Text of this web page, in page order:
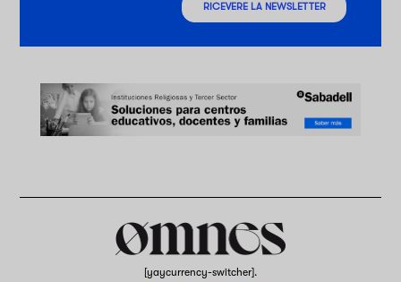
RICEVERE LA NEWSLETTER
[yaycurrency-switcher].